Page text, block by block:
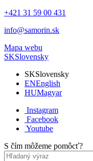
+421 31 59 00 431
info@samorin.sk
Mapa webu
SKSlovensky
SKSlovensky
ENEnglish
HUMagyar
Instagram
Facebook
Youtube
S čím môžeme pomôcť?